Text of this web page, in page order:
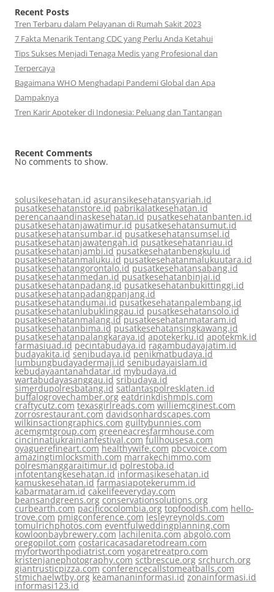
Recent Posts
Tren Terbaru dalam Pelayanan di Rumah Sakit 2023
7 Fakta Menarik Tentang CDC yang Perlu Anda Ketahui
Tips Sukses Menjadi Tenaga Medis yang Profesional dan
Terpercaya
Bagaimana WHO Menghadapi Pandemi Global dan Apa
Dampaknya
Tren Karir Apoteker di Indonesia: Peluang dan Tantangan
Recent Comments
No comments to show.
solusikesehatan.id asuransikesehatansyariah.id
pusatkesehatanstore.id pabrikalatkesehatan.id
perencanaandinaskesehatan.id pusatkesehatanbanten.id
pusatkesehatanjawatimur.id pusatkesehatansumut.id
pusatkesehatansumbar.id pusatkesehatansumsel.id
pusatkesehatanjawatengah.id pusatkesehatanriau.id
pusatkesehatanjambi.id pusatkesehatanbengkulu.id
pusatkesehatanmaluku.id pusatkesehatanmalukuutara.id
pusatkesehatangorontalo.id pusatkesehatansabang.id
pusatkesehatanmedan.id pusatkesehatanbinjai.id
pusatkesehatanpadang.id pusatkesehatanbukittinggi.id
pusatkesehatanpadangpanjang.id
pusatkesehatandumai.id pusatkesehatanpalembang.id
pusatkesehatanlubuklinggau.id pusatkesehatansolo.id
pusatkesehatanmalang.id pusatkesehatanmataram.id
pusatkesehatanbima.id pusatkesehatansingkawang.id
pusatkesehatanpalangkaraya.id apotekerku.id apotekmk.id
farmasiuad.id pecintabudaya.id ragambudayajatim.id
budayakita.id senibudaya.id penikmatbudaya.id
lumbungbudayadermaji.id senibudayaislam.id
kebudayaantanahdatar.id mybudaya.id
wartabudayasanggau.id sribudaya.id
simerdupolresbatang.id satlantaspolresklaten.id
buffalogrovechamber.org eatdrinkdishmpls.com
craftycutz.com texasgirlreads.com williemcginest.com
zorrosrestaurant.com davidsonhardscapes.com
wilkinsactiongraphics.com guiltybunnies.com
acemgmtgroup.com greeneacresfarmhouse.com
cincinnatiukrainianfestival.com fullhousesa.com
oyaguerefineart.com healthywife.com pbcvoice.com
amazingtimlocksmith.com marrakechimmo.com
polresmanggaraitimur.id polrestoba.id
infotentangkesehatan.id informasikesehatan.id
kamuskesehatan.id farmasiapotekerumm.id
kabarmataram.id cakelifeeveryday.com
beansandgreens.org conservationsolutions.org
curbearth.com pacificocolombia.org topfoodish.com hello-
trove.com pmigconference.com lesleyreynolds.com
tomulrichphotos.com eventfulweddingplanning.com
kowloonbaybrewery.com lachilenita.com abgolo.com
oregopilot.com costaricacasadaretodream.com
myfortworthpodiatrist.com yogaretreatpro.com
kristenjanephotography.com sctbrescue.org srchurch.org
giantrusticpizza.com conferencecallstomeatballs.com
stmichaelwtby.org keamananinformasi.id zonainformasi.id
informasi123.id